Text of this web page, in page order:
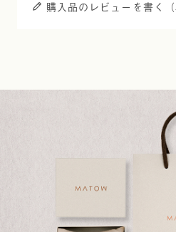
購入品のレビューを書く